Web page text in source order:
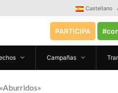
Castellano
PARTICIPA
Campañas